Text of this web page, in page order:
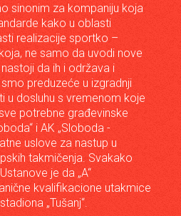
sinonim za kompaniju koja
kako u oblasti
realizacije sportko –
ne samo da uvodi nove
da ih i održava i
preduzeće u izgradnji
u dosluhu s vremenom koje
potrebne građevinske
i AK „Sloboda -
uslove za nastup u
takmičenja. Svakako
je da „A“
kvalifikacione utakmice
„Tušanj“.